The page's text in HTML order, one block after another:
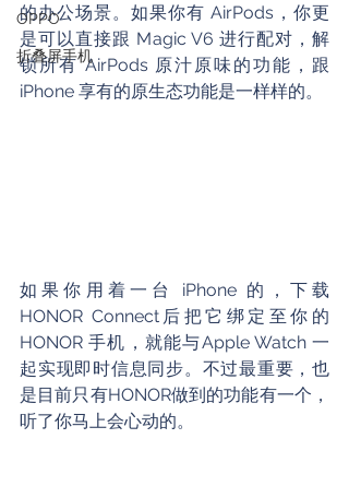
OPPO
折叠屏手机
的办公场景。如果你有 AirPods，你更
是可以直接跟 Magic V6 进行配对，解
锁所有 AirPods 原汁原味的功能，跟
iPhone 享有的原生态功能是一样样的。
如果你用着一台 iPhone 的，下载
HONOR Connect后把它绑定至你的
HONOR 手机，就能与Apple Watch 一
起实现即时信息同步。不过最重要，也
是目前只有HONOR做到的功能有一个，
听了你马上会心动的。